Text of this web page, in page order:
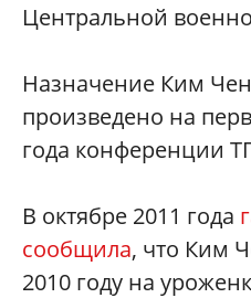
Центральной
Назначение Ким
произведено на
года конференции
В октябре 2011 года
сообщила, что Ким
2010 году на